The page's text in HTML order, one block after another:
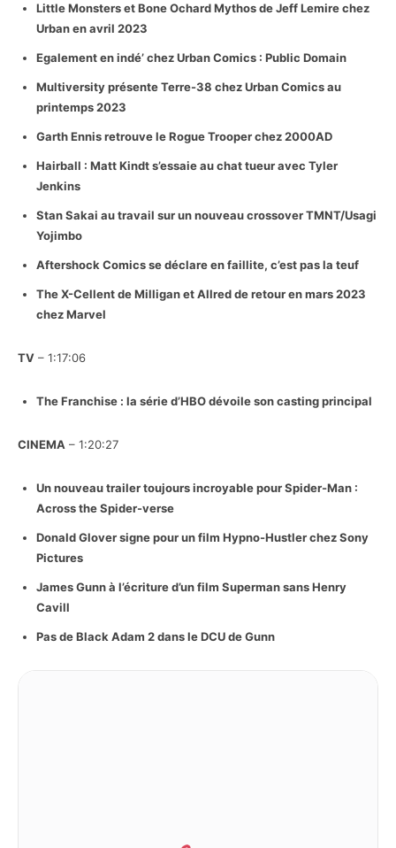
Little Monsters et Bone Ochard Mythos de Jeff Lemire chez
Urban en avril 2023
Egalement en indé’ chez Urban Comics : Public Domain
Multiversity présente Terre-38 chez Urban Comics au
printemps 2023
Garth Ennis retrouve le Rogue Trooper chez 2000AD
Hairball : Matt Kindt s’essaie au chat tueur avec Tyler
Jenkins
Stan Sakai au travail sur un nouveau crossover TMNT/Usagi
Yojimbo
Aftershock Comics se déclare en faillite, c’est pas la teuf
The X-Cellent de Milligan et Allred de retour en mars 2023
chez Marvel
TV – 1:17:06
The Franchise : la série d’HBO dévoile son casting principal
CINEMA – 1:20:27
Un nouveau trailer toujours incroyable pour Spider-Man :
Across the Spider-verse
Donald Glover signe pour un film Hypno-Hustler chez Sony
Pictures
James Gunn à l’écriture d’un film Superman sans Henry
Cavill
Pas de Black Adam 2 dans le DCU de Gunn